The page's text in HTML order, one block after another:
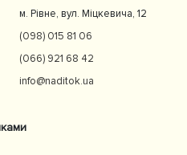
м. Рівне, вул. Міцкевича, 12
(098) 015 81 06
(066) 921 68 42
info@naditok.ua